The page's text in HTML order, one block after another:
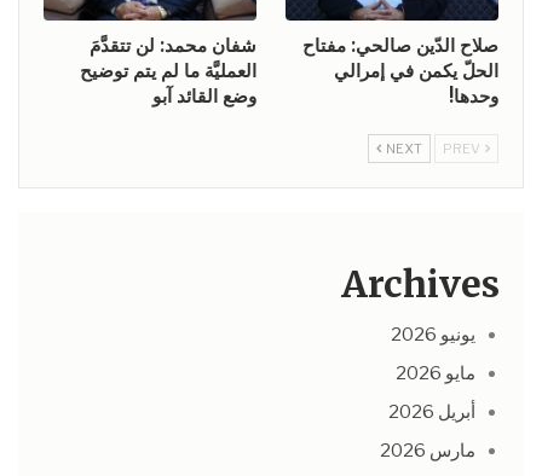
صلاح الدّين صالحي: مفتاح
الحلّ يكمن في إمرالي
وحدها!
شفان محمد: لن تتقدَّمَ
العمليَّة ما لم يتم توضيح
وضع القائد آبو
NEXT
Archives
يونيو 2026
مايو 2026
أبريل 2026
مارس 2026